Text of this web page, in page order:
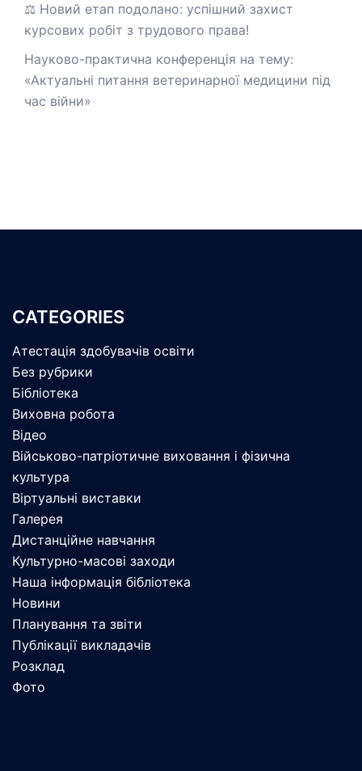
⚖️ Новий етап подолано: успішний захист
курсових робіт з трудового права!
Науково-практична конференція на тему:
«Актуальні питання ветеринарної медицини під
час війни»
CATEGORIES
Атестація здобувачів освіти
Без рубрики
Бібліотека
Виховна робота
Відео
Військово-патріотичне виховання і фізична
культура
Віртуальні виставки
Галерея
Дистанційне навчання
Культурно-масові заходи
Наша інформація бібліотека
Новини
Планування та звіти
Публікації викладачів
Розклад
Фото